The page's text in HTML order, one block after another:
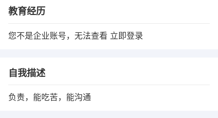
教育经历
您不是企业账号，无法查看 立即登录
自我描述
负责，能吃苦，能沟通